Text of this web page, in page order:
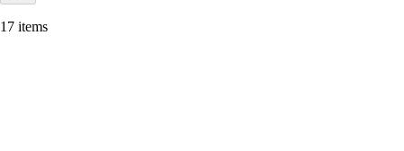
17 items